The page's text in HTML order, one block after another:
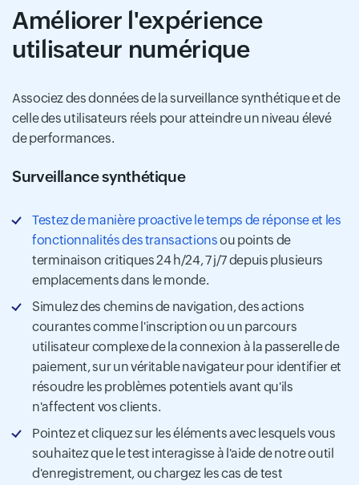
Améliorer l'expérience
utilisateur numérique
Associez des données de la surveillance synthétique et de
celle des utilisateurs réels pour atteindre un niveau élevé
de performances.
Surveillance synthétique
Testez de manière proactive le temps de réponse et les
fonctionnalités des transactionsou points de
terminaison critiques 24 h/24, 7 j/7 depuis plusieurs
emplacements dans le monde.
Simulez des chemins de navigation, des actions
courantes comme l'inscription ou un parcours
utilisateur complexe de la connexion à la passerelle de
paiement, sur un véritable navigateur pour identifier et
résoudre les problèmes potentiels avant qu'ils
n'affectent vos clients.
Pointez et cliquez sur les éléments avec lesquels vous
souhaitez que le test interagisse à l'aide de notre outil
d'enregistrement, ou chargez les cas de test